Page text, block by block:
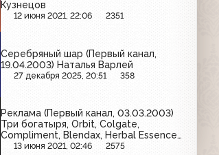
Кузнецов
12 июня 2021, 22:06 2351
Серебряный шар (Первый канал,
19.04.2003) Наталья Варлей
27 декабря 2025, 20:51 358
Реклама (Первый канал, 03.03.2003)
Три богатыря, Orbit, Colgate,
Compliment, Blendax, Herbal Essences,
Braun Oral-B, Secret
13 июня 2021, 02:46 2575